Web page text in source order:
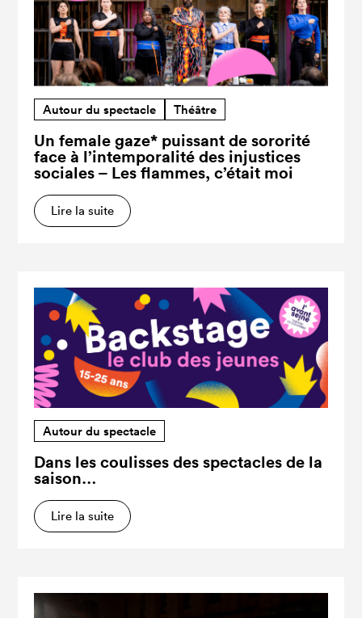
Autour du spectacle Théâtre
Un female gaze* puissant de sororité
face à l’intemporalité des injustices
sociales – Les flammes, c’était moi
Lire la suite
Autour du spectacle
Dans les coulisses des spectacles de la
saison…
Lire la suite